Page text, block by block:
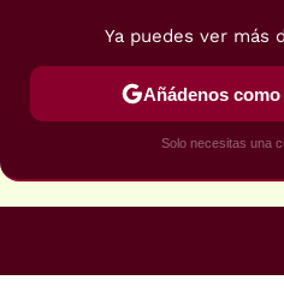
Ya puedes ver más
Añádenos
Solo necesitas una